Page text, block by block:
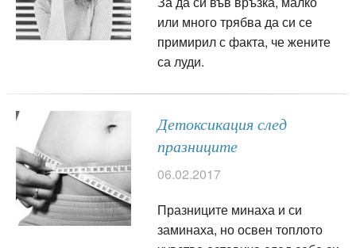
или много трябва да си се
примирил с факта, че жените
са луди.
Детоксикация след
празниците
06.02.2017
Празниците минаха и си
заминаха, но освен топлото